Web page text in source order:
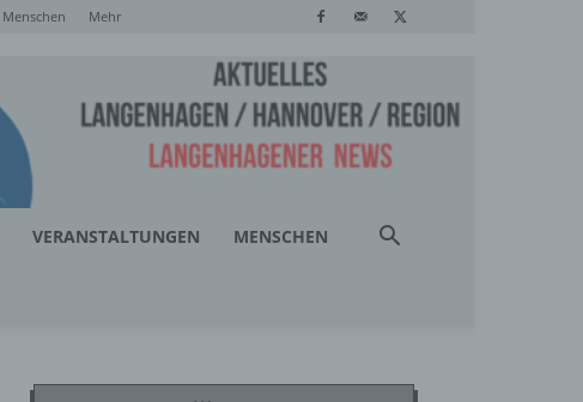
Menschen Mehr
VERANSTALTUNGEN MENSCHEN